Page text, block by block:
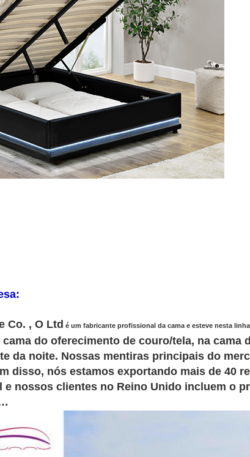
Co. , O Ltd é um fabricante profissional da cama e esteve nesta linha
do oferecimento de couro/tela, na cama
da noite. Nossas mentiras principais do
disso, nós estamos exportando mais de 40
e nossos clientes no Reino Unido incluem o